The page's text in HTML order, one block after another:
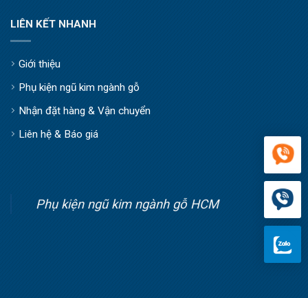
LIÊN KẾT NHANH
Giới thiệu
Phụ kiện ngũ kim ngành gỗ
Nhận đặt hàng & Vận chuyển
Liên hệ & Báo giá
Phụ kiện ngũ kim ngành gỗ HCM